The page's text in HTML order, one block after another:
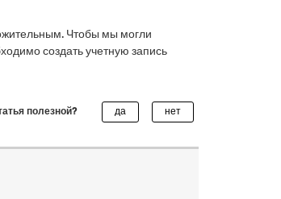
Чтобы мы могли
создать учетную запись
полезной?